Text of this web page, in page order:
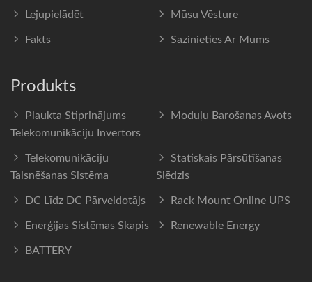
Lejupielādēt Mūsu Vēsture
Fakts Sazinieties Ar Mums
Produkts
Plaukta Stiprinājums
Telekomunikāciju Invertors
Moduļu Barošanas Avots
Telekomunikāciju
Taisnēšanas Sistēma
Statiskais Pārsūtīšanas
Slēdzis
DC Līdz DC Pārveidotājs Rack Mount Online UPS
Enerģijas Sistēmas Skapis Renewable Energy
BATTERY